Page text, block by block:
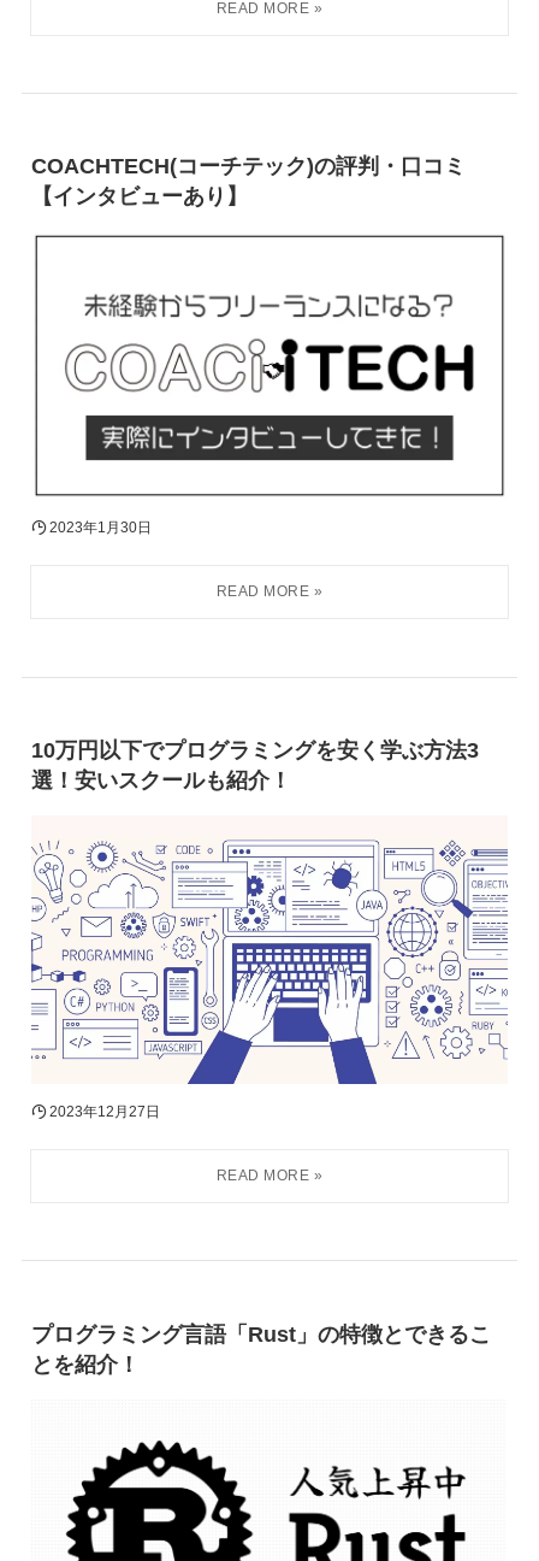
COACHTECH(コーチテック)の評判・口コミ
【インタビューあり】
2023年1月30日
10万円以下でプログラミングを安く学ぶ方法3
選！安いスクールも紹介！
2023年12月27日
プログラミング言語「Rust」の特徴とできるこ
とを紹介！